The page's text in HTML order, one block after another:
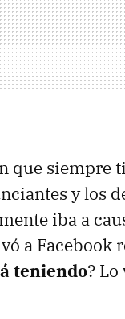
que siempre
y los
iba a
a
teniendo? Lo